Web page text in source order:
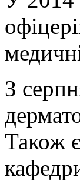
З
Також